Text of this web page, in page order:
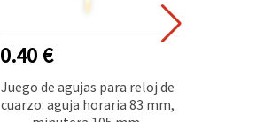
0.40 €
Juego de agujas para reloj de
cuarzo: aguja horaria 83 mm,